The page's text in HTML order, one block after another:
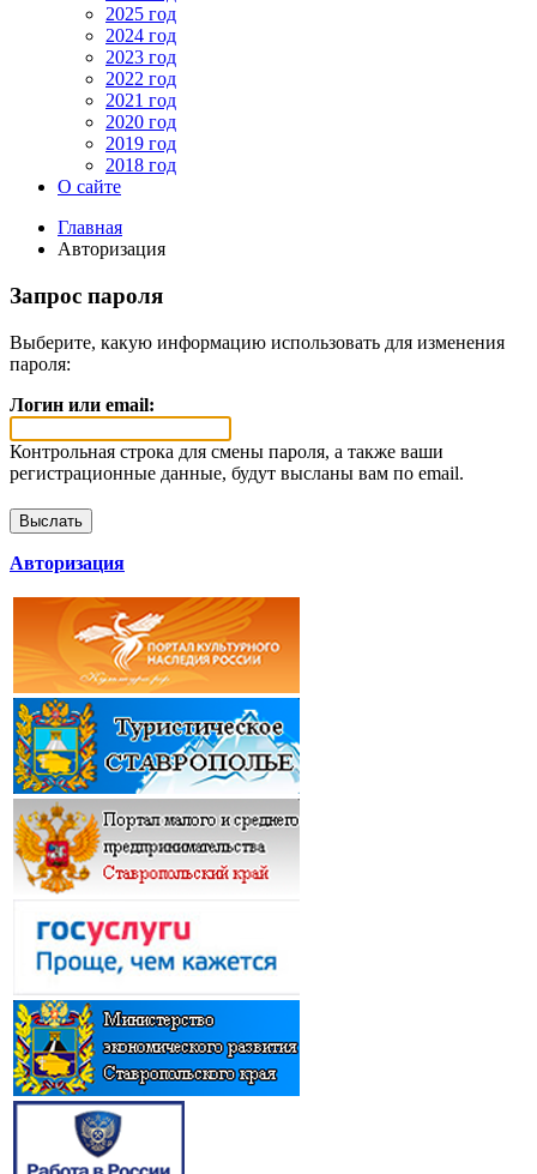
2025 год
2024 год
2023 год
2022 год
2021 год
2020 год
2019 год
2018 год
О сайте
Главная
Авторизация
Запрос пароля
Выберите, какую информацию использовать для изменения
пароля:
Логин или email:
Контрольная строка для смены пароля, а также ваши
регистрационные данные, будут высланы вам по email.
Авторизация